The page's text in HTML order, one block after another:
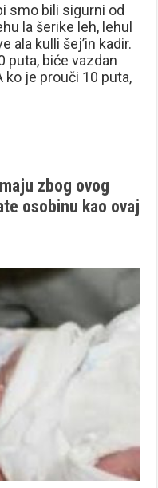
smo bili sigurni od
la šerike leh, lehul
ala kulli šej’in kadir.
puta, biće vazdan
ko je prouči 10 puta,
zbog ovog
osobinu kao ovaj